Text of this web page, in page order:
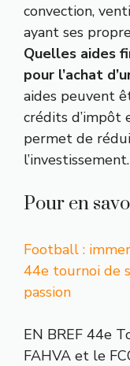
convection,
ayant ses
Quelles aides
pour l’achat
aides peuvent
crédits d’impôt
permet de
l’investissement.
Pour en
Football :
44e tournoi de
passion
EN BREF 44e
FAHVA et le